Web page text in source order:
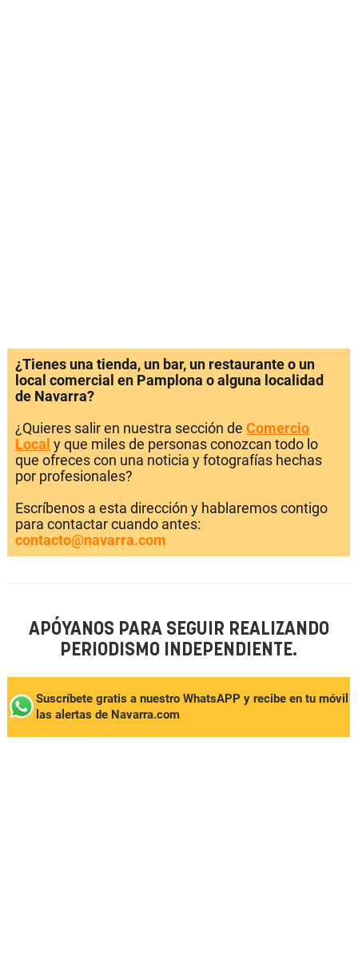
¿Tienes una tienda, un bar, un restaurante o un
local comercial en Pamplona o alguna localidad
de Navarra?
¿Quieres salir en nuestra sección de Comercio
Local y que miles de personas conozcan todo lo
que ofreces con una noticia y fotografías hechas
por profesionales?
Escríbenos a esta dirección y hablaremos contigo
para contactar cuando antes:
contacto@navarra.com
APÓYANOS PARA SEGUIR REALIZANDO
PERIODISMO INDEPENDIENTE.
Suscríbete gratis a nuestro WhatsAPP y recibe en tu móvil
las alertas de Navarra.com